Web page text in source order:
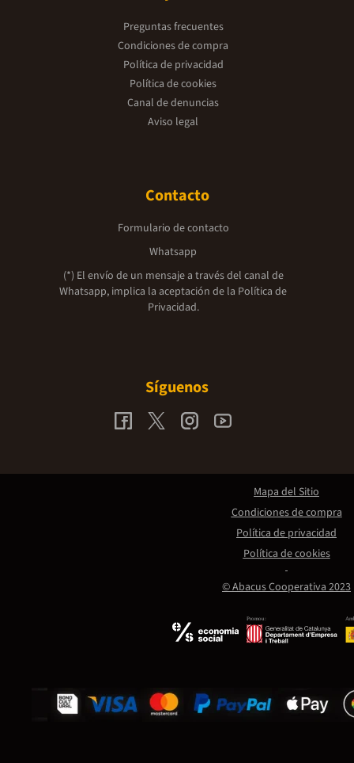
Preguntas frecuentes
Condiciones de compra
Política de privacidad
Política de cookies
Canal de denuncias
Aviso legal
Contacto
Formulario de contacto
Whatsapp
(*) El envío de un mensaje a través del canal de
Whatsapp, implica la aceptación de la Política de
Privacidad.
Síguenos
Promou:
© Abacus Cooperativa 2023
Mapa del Sitio
Condiciones de compra
Política de privacidad
Política de cookies